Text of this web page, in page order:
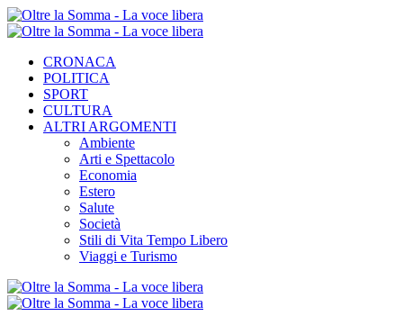
CRONACA
POLITICA
SPORT
CULTURA
ALTRI ARGOMENTI
Ambiente
Arti e Spettacolo
Economia
Estero
Salute
Società
Stili di Vita Tempo Libero
Viaggi e Turismo